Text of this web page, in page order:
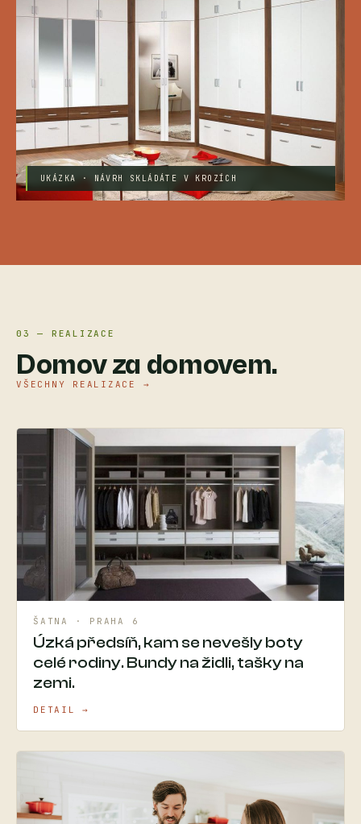
UKÁZKA · NÁVRH SKLÁDÁTE V KROZÍCH
03 — REALIZACE
Domov za domovem.
VŠECHNY REALIZACE →
ŠATNA · PRAHA 6
Úzká předsíň, kam se nevešly boty
celé rodiny. Bundy na židli, tašky na
zemi.
DETAIL →